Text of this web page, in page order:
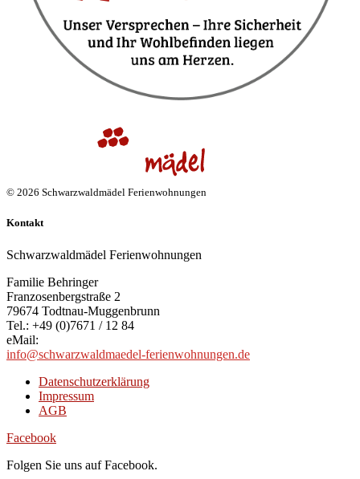
© 2026 Schwarzwaldmädel Ferienwohnungen
Kontakt
Schwarzwaldmädel Ferienwohnungen
Familie Behringer
Franzosenbergstraße 2
79674 Todtnau-Muggenbrunn
Tel.: +49 (0)7671 / 12 84
eMail:
info@schwarzwaldmaedel-ferienwohnungen.de
Datenschutzerklärung
Impressum
AGB
Facebook
Folgen Sie uns auf Facebook.